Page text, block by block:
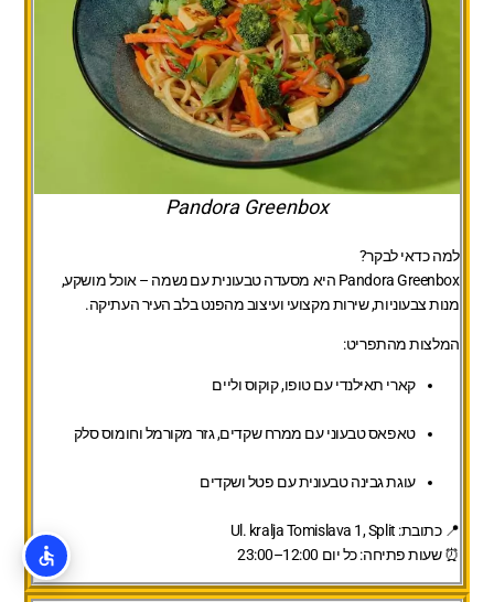
Pandora Greenbox
למה כדאי לבקר?
Pandora Greenbox היא מסעדה טבעונית עם נשמה – אוכל מושקע,
מנות צבעוניות, שירות מקצועי ועיצוב מהפנט בלב העיר העתיקה.
המלצות מהתפריט:
קארי תאילנדי עם טופו, קוקוס וליים
טאפאס טבעוני עם ממרח שקדים, גזר מקורמל וחומוס סלק
עוגת גבינה טבעונית עם פטל ושקדים
📍 כתובת: Ul. kralja Tomislava 1, Split
⏰ שעות פתיחה: כל יום 12:00–23:00